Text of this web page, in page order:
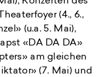
(4., 6.,
(u.a. 5. Mai),
«DA DA DA»
am gleichen
(7. Mai) und